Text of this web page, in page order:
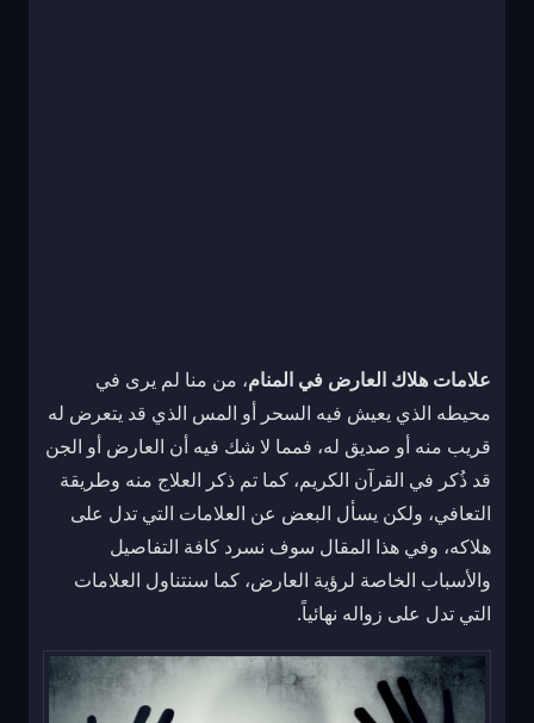
علامات هلاك العارض في المنام، من منا لم يرى في
محيطه الذي يعيش فيه السحر أو المس الذي قد يتعرض له
قريب منه أو صديق له، فمما لا شك فيه أن العارض أو الجن
قد ذُكر في القرآن الكريم، كما تم ذكر العلاج منه وطريقة
التعافي، ولكن يسأل البعض عن العلامات التي تدل على
هلاكه، وفي هذا المقال سوف نسرد كافة التفاصيل
والأسباب الخاصة لرؤية العارض، كما سنتناول العلامات
التي تدل على زواله نهائياً.